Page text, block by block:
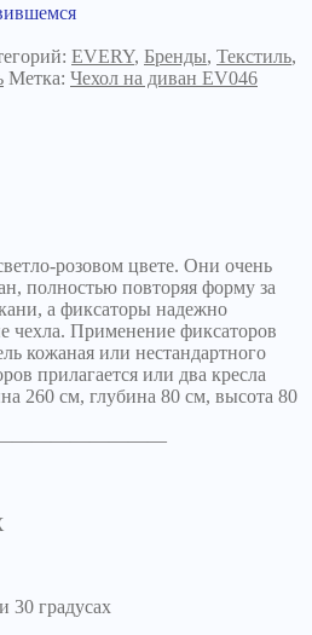
EVERY, Бренды, Текстиль,
Метка: Чехол на диван EV046
розовом цвете. Они очень
полностью повторяя форму за
а фиксаторы надежно
чехла. Применение фиксаторов
кожаная или нестандартного
прилагается или два кресла
260 см, глубина 80 см, высота 80
30 градусах